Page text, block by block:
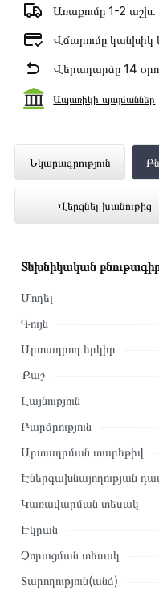
Առաքումը 1-2 աշխ․
Վճարումը կանխիկ
Վերադարձը 14
Ապառիկի պայմաններ
Նկարագրություն
Վերցնել խանութից
Ներկառուցվող
GRAUDE
Technomix
Այս ապրանքը գնելու
զամբյուղին»
Կարող եք նաև
կոնտակտային
Տեխնիկական
Մոդել
Գույն
Արտադրող երկիր
Քաշ
Լայնություն
Բարձրություն
Արտադրման տարեթիվ
Էներգախնայողության
Կառավարման տեսակ
Էկրան
Չորացման տեսակ
Տարողություն(անձ)